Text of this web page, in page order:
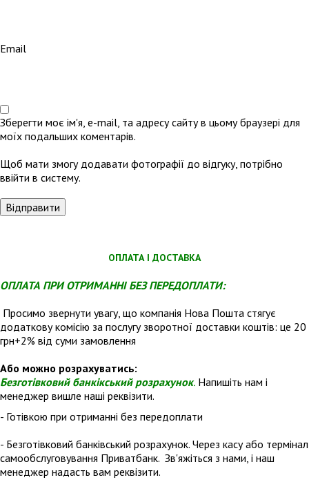
Email
Зберегти моє ім'я, e-mail, та адресу сайту в цьому браузері для
моїх подальших коментарів.
Щоб мати змогу додавати фотографії до відгуку, потрібно
ввійти в систему.
ОПЛАТА І ДОСТАВКА
ОПЛАТА ПРИ ОТРИМАННІ БЕЗ ПЕРЕДОПЛАТИ:
Просимо звернути увагу, що компанія Нова Пошта стягує
додаткову комісію за послугу зворотної доставки коштів: це 20
грн+2% від суми замовлення
Або можно розрахуватись:
Безготівковий банкікський розрахунок. Напишіть нам і
менеджер вишле наші реквізити.
- Готівкою при отриманні без передоплати
- Безготівковий банківський розрахунок. Через касу або термінал
самообслуговування Приватбанк. Зв'яжіться з нами, і наш
менеджер надасть вам реквізити.